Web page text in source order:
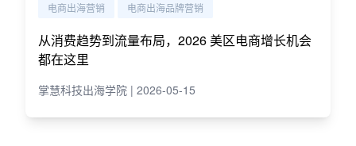
电商出海营销 电商出海品牌营销
从消费趋势到流量布局，2026 美区电商增长机会
都在这里
掌慧科技出海学院 | 2026-05-15